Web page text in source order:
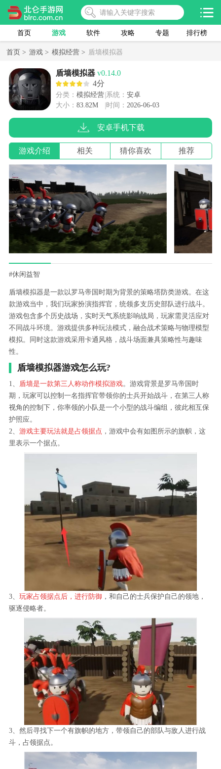
首页 游戏 软件 攻略 专题 排行榜
首页 > 游戏 > 模拟经营 > 盾墙模拟器
盾墙模拟器 v0.14.0
4分
分类： 模拟经营 系统： 安卓
大小： 83.82M 时间： 2026-06-03
安卓手机下载
游戏介绍 相关 猜你喜欢 推荐
#休闲益智
盾墙模拟器是一款以罗马帝国时期为背景的策略塔防类游戏。在这
款游戏当中，我们玩家扮演指挥官，统领多支历史部队进行战斗。
游戏包含多个历史战场，实时天气系统影响战局，玩家需灵活应对
不同战斗环境。游戏提供多种玩法模式，融合战术策略与物理模型
模拟。同时这款游戏采用卡通风格，战斗场面兼具策略性与趣味
性。
盾墙模拟器游戏怎么玩?
1、 盾墙是一款第三人称动作模拟游戏。游戏背景是罗马帝国时
期，玩家可以控制一名指挥官带领你的士兵开始战斗，在第三人称
视角的控制下，你率领的小队是一个小型的战斗编组，彼此相互保
护照应。
2、 游戏主要玩法就是占领据点 ，游戏中会有如图所示的旗帜，这
里表示一个据点。
3、 玩家占领据点后，进行防御 ，和自己的士兵保护自己的领地，
驱逐侵略者。
3、然后寻找下一个有旗帜的地方，带领自己的部队与敌人进行战
斗，占领据点。